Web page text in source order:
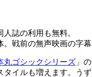
誌の利用も無料。
戦前の無声映画の字
丸ゴシックシリーズ 」
イルも増えます。う